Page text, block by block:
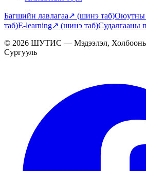
Багшийн лавлагаа↗ (шинэ таб)Оюутны
таб)E-learning↗ (шинэ таб)Судалгааны
© 2026 ШУТИС — Мэдээлэл, Холбооны
Сургууль